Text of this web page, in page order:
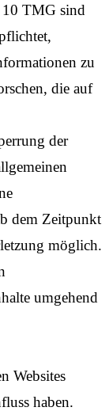
10 TMG sind
zu
die auf
der
dem Zeitpunkt
möglich.
umgehend
Websites
haben.